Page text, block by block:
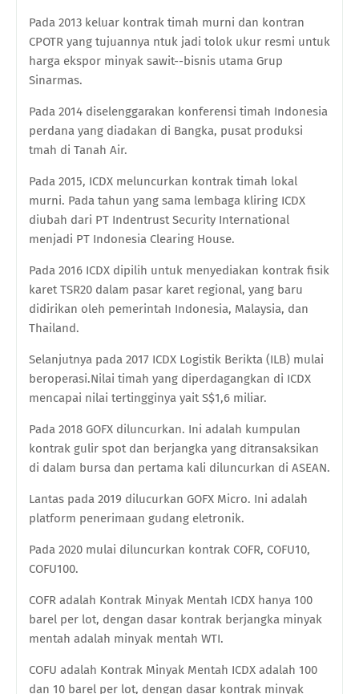
Pada 2013 keluar kontrak timah murni dan kontran
CPOTR yang tujuannya ntuk jadi tolok ukur resmi untuk
harga ekspor minyak sawit--bisnis utama Grup
Sinarmas.
Pada 2014 diselenggarakan konferensi timah Indonesia
perdana yang diadakan di Bangka, pusat produksi
tmah di Tanah Air.
Pada 2015, ICDX meluncurkan kontrak timah lokal
murni. Pada tahun yang sama lembaga kliring ICDX
diubah dari PT Indentrust Security International
menjadi PT Indonesia Clearing House.
Pada 2016 ICDX dipilih untuk menyediakan kontrak fisik
karet TSR20 dalam pasar karet regional, yang baru
didirikan oleh pemerintah Indonesia, Malaysia, dan
Thailand.
Selanjutnya pada 2017 ICDX Logistik Berikta (ILB) mulai
beroperasi.Nilai timah yang diperdagangkan di ICDX
mencapai nilai tertingginya yait S$1,6 miliar.
Pada 2018 GOFX diluncurkan. Ini adalah kumpulan
kontrak gulir spot dan berjangka yang ditransaksikan
di dalam bursa dan pertama kali diluncurkan di ASEAN.
Lantas pada 2019 dilucurkan GOFX Micro. Ini adalah
platform penerimaan gudang eletronik.
Pada 2020 mulai diluncurkan kontrak COFR, COFU10,
COFU100.
COFR adalah Kontrak Minyak Mentah ICDX hanya 100
barel per lot, dengan dasar kontrak berjangka minyak
mentah adalah minyak mentah WTI.
COFU adalah Kontrak Minyak Mentah ICDX adalah 100
dan 10 barel per lot, dengan dasar kontrak minyak